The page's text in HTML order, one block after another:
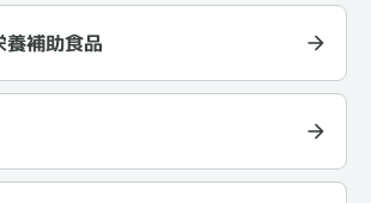
養補助食品